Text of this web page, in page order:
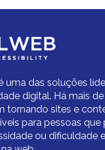
uma das soluções
digital. Há mais
tornando sites e
para pessoas que
ou dificuldade